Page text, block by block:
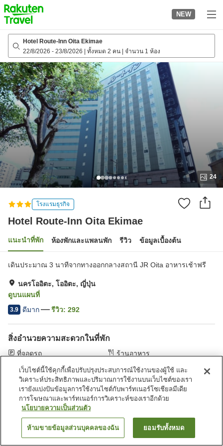
to
top
page
NEW
Hotel Route-Inn Oita Ekimae
22/8/2026 - 23/8/2026 ทั้งหมด 2 คน จำนวน 1 ห้อง
24
โรงแรมธุรกิจ
Hotel Route-Inn Oita Ekimae
แนะนำที่พัก ห้องพักและแพลนพัก รีวิว ข้อมูลเบื้องต้น
เดินประมาณ 3 นาทีจากทางออกกลางสถานี JR Oita อาหารเช้าฟรี
นครโออิตะ, โออิตะ, ญี่ปุ่น
ดูบนแผนที่
3.9 ดีมาก รีวิว: 292
สิ่งอำนวยความสะดวกในที่พัก
ที่จอดรถ
ร้านอาหาร
หน้าแรก ญี่ปุ่น โออิตะ
นครโออิตะ
Hotel Route-Inn Oita Ekimae
ค้นหาห้องพัก
เว็บไซต์นี้ใช้คุกกี้เพื่อปรับปรุงประสบการณ์ใช้งานของผู้ใช้ และ
วิเคราะห์ประสิทธิภาพและปริมาณการใช้งานบนเว็บไซต์ของเรา
เรายังแบ่งปันข้อมูลการใช้งานไซต์กับพาร์ทเนอร์โซเชียลมีเดีย
การโฆษณาและพาร์ทเนอร์การวิเคราะห์ของเราอีกด้วย
นโยบายความเป็นส่วนตัว
ห้ามขายข้อมูลส่วนบุคคลของฉัน ยอมรับทั้งหมด